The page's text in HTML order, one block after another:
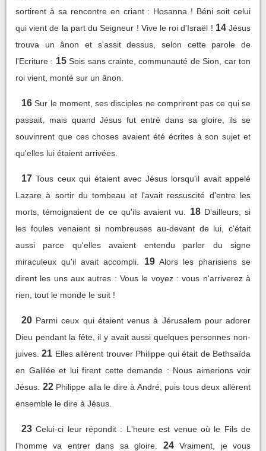
sortirent à sa rencontre en criant : Hosanna ! Béni soit celui
qui vient de la part du Seigneur ! Vive le roi d'Israël ! 14 Jésus
trouva un ânon et s'assit dessus, selon cette parole de
l'Ecriture : 15 Sois sans crainte, communauté de Sion, car ton
roi vient, monté sur un ânon.
16 Sur le moment, ses disciples ne comprirent pas ce qui se
passait, mais quand Jésus fut entré dans sa gloire, ils se
souvinrent que ces choses avaient été écrites à son sujet et
qu'elles lui étaient arrivées.
17 Tous ceux qui étaient avec Jésus lorsqu'il avait appelé
Lazare à sortir du tombeau et l'avait ressuscité d'entre les
morts, témoignaient de ce qu'ils avaient vu.
18 D'ailleurs, si
les foules venaient si nombreuses au-devant de lui, c'était
aussi parce qu'elles avaient entendu parler du signe
miraculeux qu'il avait accompli.
19 Alors les pharisiens se
dirent les uns aux autres : Vous le voyez : vous n'arriverez à
rien, tout le monde le suit !
20 Parmi ceux qui étaient venus à Jérusalem pour adorer
Dieu pendant la fête, il y avait aussi quelques personnes non-
juives. 21 Elles allèrent trouver Philippe qui était de Bethsaïda
en Galilée et lui firent cette demande : Nous aimerions voir
Jésus. 22 Philippe alla le dire à André, puis tous deux allèrent
ensemble le dire à Jésus.
23 Celui-ci leur répondit : L'heure est venue où le Fils de
l'homme va entrer dans sa gloire.
24 Vraiment, je vous